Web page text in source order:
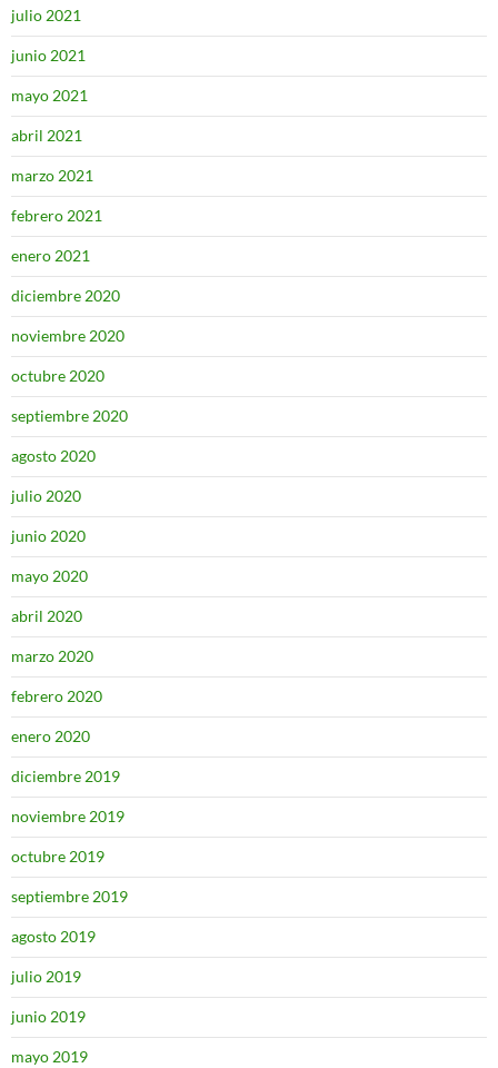
julio 2021
junio 2021
mayo 2021
abril 2021
marzo 2021
febrero 2021
enero 2021
diciembre 2020
noviembre 2020
octubre 2020
septiembre 2020
agosto 2020
julio 2020
junio 2020
mayo 2020
abril 2020
marzo 2020
febrero 2020
enero 2020
diciembre 2019
noviembre 2019
octubre 2019
septiembre 2019
agosto 2019
julio 2019
junio 2019
mayo 2019